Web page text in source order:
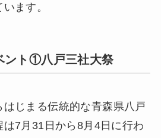
ます。
ント①八戸三社大祭
じまる伝統的な青森県八戸
7月31日から8月4日に行わ